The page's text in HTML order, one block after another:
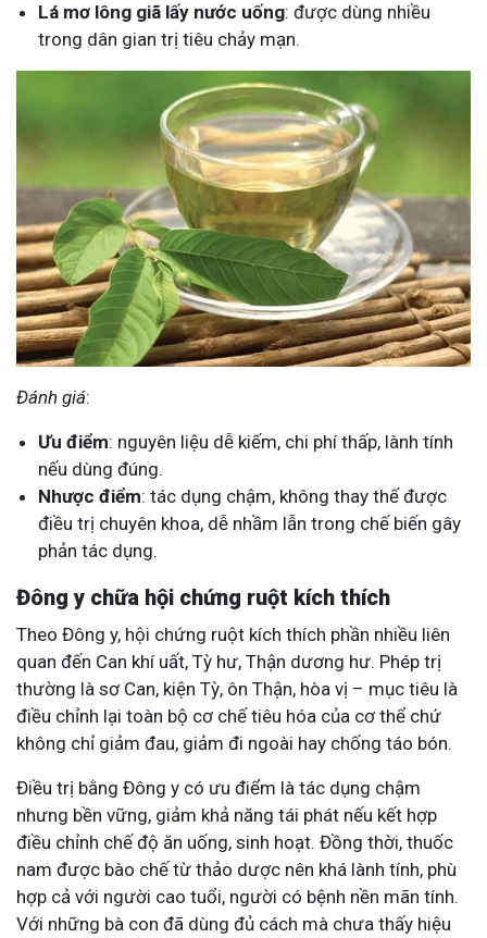
Lá mơ lông giã lấy nước uống: được dùng nhiều
trong dân gian trị tiêu chảy mạn.
Đánh giá:
Ưu điểm: nguyên liệu dễ kiếm, chi phí thấp, lành tính
nếu dùng đúng.
Nhược điểm: tác dụng chậm, không thay thế được
điều trị chuyên khoa, dễ nhầm lẫn trong chế biến gây
phản tác dụng.
Đông y chữa hội chứng ruột kích thích
Theo Đông y, hội chứng ruột kích thích phần nhiều liên
quan đến Can khí uất, Tỳ hư, Thận dương hư. Phép trị
thường là sơ Can, kiện Tỳ, ôn Thận, hòa vị – mục tiêu là
điều chỉnh lại toàn bộ cơ chế tiêu hóa của cơ thể chứ
không chỉ giảm đau, giảm đi ngoài hay chống táo bón.
Điều trị bằng Đông y có ưu điểm là tác dụng chậm
nhưng bền vững, giảm khả năng tái phát nếu kết hợp
điều chỉnh chế độ ăn uống, sinh hoạt. Đồng thời, thuốc
nam được bào chế từ thảo dược nên khá lành tính, phù
hợp cả với người cao tuổi, người có bệnh nền mãn tính.
Với những bà con đã dùng đủ cách mà chưa thấy hiệu